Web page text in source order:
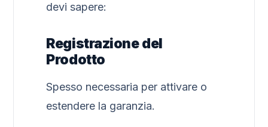
devi sapere:
Registrazione del
Prodotto
Spesso necessaria per attivare o
estendere la garanzia.